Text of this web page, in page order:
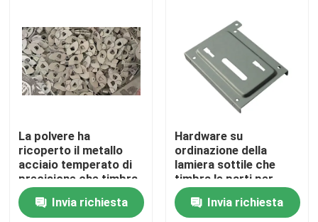
Casa
La polvere ha
ricoperto il metallo
acciaio temperato di
precisione che timbra
lo spessore delle parti
1.0mmInvia richiesta
Hardware su
ordinazione della
lamiera sottile che
timbra le parti per
automobilistico
Invia richiesta